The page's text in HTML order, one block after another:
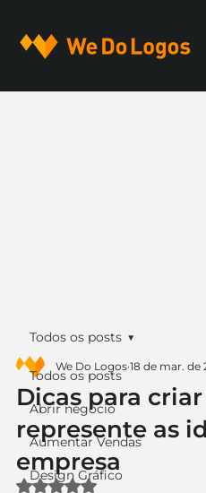
Todos os posts
Abrir negócio
Aumentar Vendas
Design Gráfico
Todos os posts
Dicas para
represente as
empresa
We Do Logos 18 de mar. de
Avaliado com NaN de 5